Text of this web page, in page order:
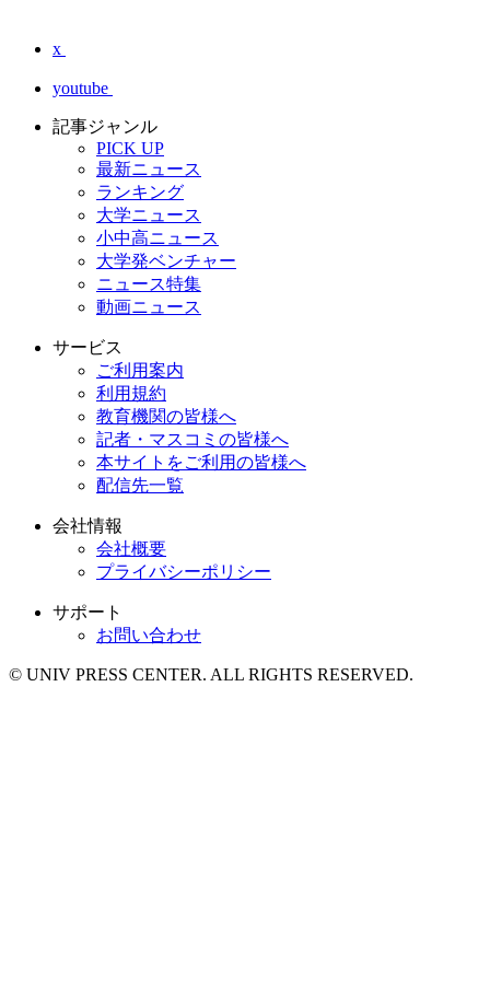
x
youtube
記事ジャンル
PICK UP
最新ニュース
ランキング
大学ニュース
小中高ニュース
大学発ベンチャー
ニュース特集
動画ニュース
サービス
ご利用案内
利用規約
教育機関の皆様へ
記者・マスコミの皆様へ
本サイトをご利用の皆様へ
配信先一覧
会社情報
会社概要
プライバシーポリシー
サポート
お問い合わせ
© UNIV PRESS CENTER. ALL RIGHTS RESERVED.